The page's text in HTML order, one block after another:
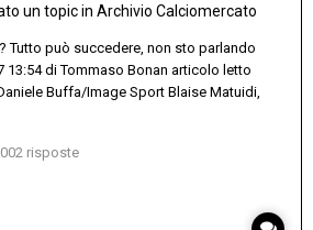
un topic in Archivio Calciomercato
Tutto può succedere, non sto parlando
13:54 di Tommaso Bonan articolo letto
Buffa/Image Sport Blaise Matuidi,
risposte